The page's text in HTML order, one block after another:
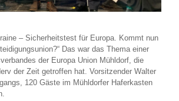
– Sicherheitstest für Europa. Kommt nun
Das war das Thema einer
der Europa Union Mühldorf, die
der Zeit getroffen hat. Vorsitzender Walter
120 Gäste im Mühldorfer Haferkasten